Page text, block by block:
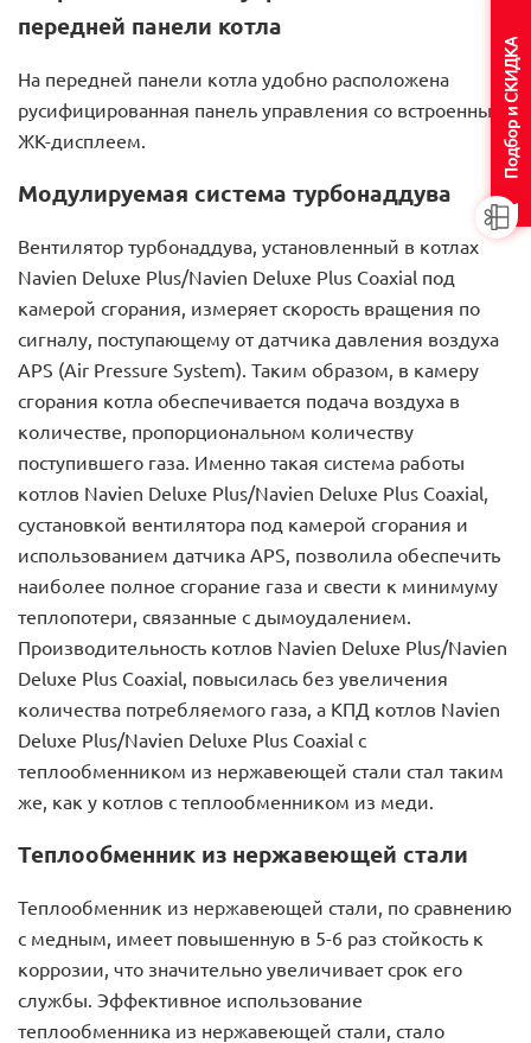
передней панели котла
На передней панели котла удобно расположена
русифицированная панель управления со встроенным
ЖК-дисплеем.
Модулируемая система турбонаддува
Вентилятор турбонаддува, установленный в котлах
Navien Deluxe Plus/Navien Deluxe Plus Coaxial под
камерой сгорания, измеряет скорость вращения по
сигналу, поступающему от датчика давления воздуха
APS (Air Pressure System). Таким образом, в камеру
сгорания котла обеспечивается подача воздуха в
количестве, пропорциональном количеству
поступившего газа. Именно такая система работы
котлов Navien Deluxe Plus/Navien Deluxe Plus Coaxial,
сустановкой вентилятора под камерой сгорания и
использованием датчика APS, позволила обеспечить
наиболее полное сгорание газа и свести к минимуму
теплопотери, связанные с дымоудалением.
Производительность котлов Navien Deluxe Plus/Navien
Deluxe Plus Coaxial, повысилась без увеличения
количества потребляемого газа, а КПД котлов Navien
Deluxe Plus/Navien Deluxe Plus Coaxial с
теплообменником из нержавеющей стали стал таким
же, как у котлов с теплообменником из меди.
Теплообменник из нержавеющей стали
Теплообменник из нержавеющей стали, по сравнению
с медным, имеет повышенную в 5-6 раз стойкость к
коррозии, что значительно увеличивает срок его
службы. Эффективное использование
теплообменника из нержавеющей стали, стало
Подбор и СКИДКА